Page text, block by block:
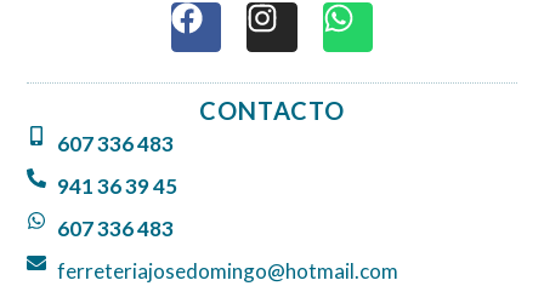
a
c
e
b
n
s
t
a
h
a
t
CONTACTO
607 336 483
941 36 39 45
607 336 483
ferreteriajosedomingo@hotmail.com